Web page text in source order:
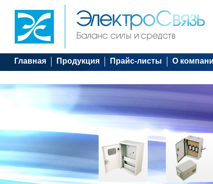
Главная Продукция Прайс-листы О